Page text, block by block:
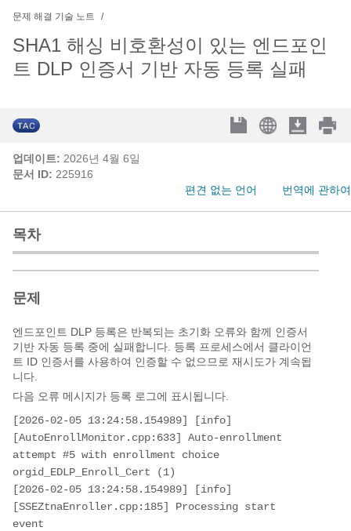
문제 해결 기술 노트
SHA1 해싱 비호환성이 있는 엔드포인
트 DLP 인증서 기반 자동 등록 실패
업데이트: 2026년 4월 6일
문서 ID: 225916
편견 없는 언어
번역에 관하여
목차
문제
엔드포인트 DLP 등록은 반복되는 초기화 오류와 함께 인증서
기반 자동 등록 중에 실패합니다. 등록 프로세스에서 클라이언
트 ID 인증서를 사용하여 인증할 수 없으므로 재시도가 계속됩
니다.
다음 오류 메시지가 등록 로그에 표시됩니다.
[2026-02-05 13:24:58.154989] [info]
[AutoEnrollMonitor.cpp:633] Auto-enrollment
attempt #5 with enrollment choice
orgid_EDLP_Enroll_Cert (1)
[2026-02-05 13:24:58.154989] [info]
[SSEZtnaEnroller.cpp:185] Processing start
event